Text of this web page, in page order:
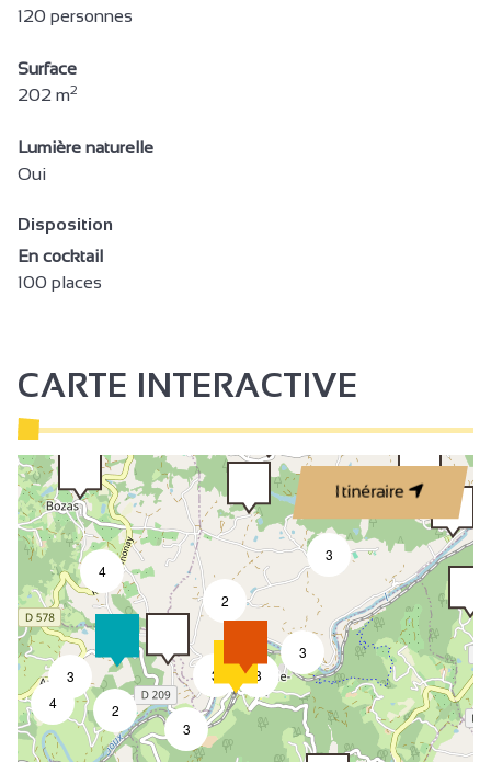
120 personnes
Surface
202 m2
Lumière naturelle
Oui
Disposition
En cocktail
100 places
CARTE INTERACTIVE
Itinéraire
2
3
4
4
3
3
2
3
8
3